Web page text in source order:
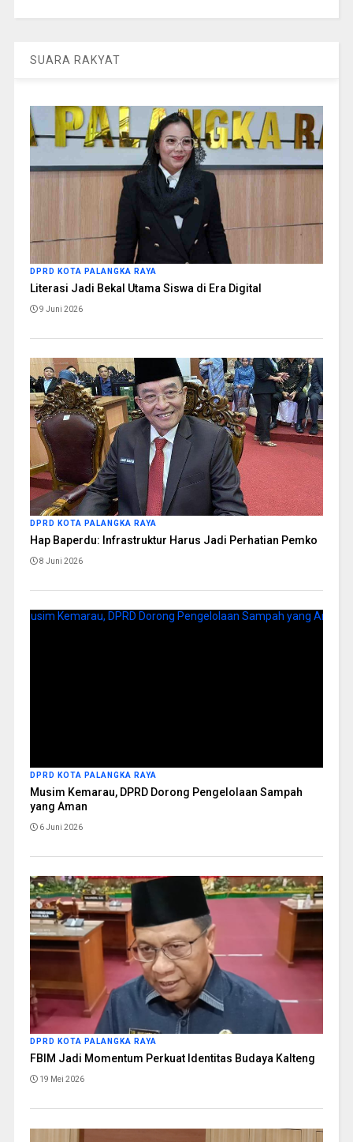
SUARA RAKYAT
DPRD KOTA PALANGKA RAYA
Literasi Jadi Bekal Utama Siswa di Era Digital
9 Juni 2026
DPRD KOTA PALANGKA RAYA
Hap Baperdu: Infrastruktur Harus Jadi Perhatian Pemko
8 Juni 2026
DPRD KOTA PALANGKA RAYA
Musim Kemarau, DPRD Dorong Pengelolaan Sampah
yang Aman
6 Juni 2026
DPRD KOTA PALANGKA RAYA
FBIM Jadi Momentum Perkuat Identitas Budaya Kalteng
19 Mei 2026